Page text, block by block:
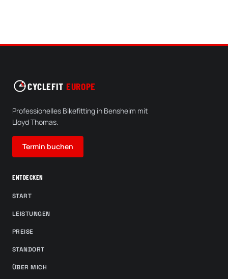
CYCLEFIT EUROPE
Professionelles Bikefitting in Bensheim mit
Lloyd Thomas.
Termin buchen
ENTDECKEN
START
LEISTUNGEN
PREISE
STANDORT
ÜBER MICH